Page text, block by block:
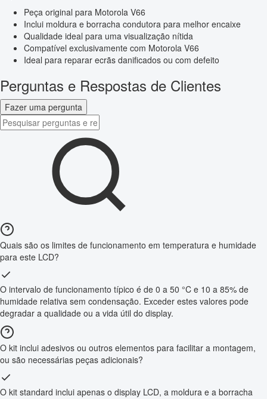
Peça original para Motorola V66
Inclui moldura e borracha condutora para melhor encaixe
Qualidade ideal para uma visualização nítida
Compatível exclusivamente com Motorola V66
Ideal para reparar ecrãs danificados ou com defeito
Perguntas e Respostas de Clientes
Fazer uma pergunta
Quais são os limites de funcionamento em temperatura e humidade
para este LCD?
O intervalo de funcionamento típico é de 0 a 50 °C e 10 a 85% de
humidade relativa sem condensação. Exceder estes valores pode
degradar a qualidade ou a vida útil do display.
O kit inclui adesivos ou outros elementos para facilitar a montagem,
ou são necessárias peças adicionais?
O kit standard inclui apenas o display LCD, a moldura e a borracha